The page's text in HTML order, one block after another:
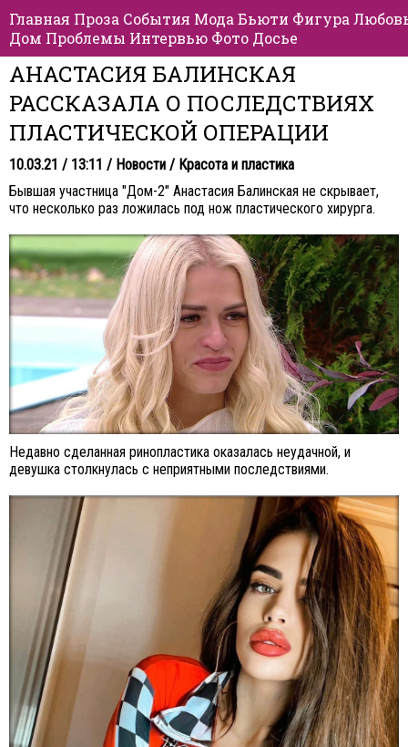
Главная Проза События Мода Бьюти Фигура
Дом Проблемы Интервью Фото Досье
АНАСТАСИЯ БАЛИНСКАЯ
РАССКАЗАЛА О ПОСЛЕДСТВИЯХ
ПЛАСТИЧЕСКОЙ ОПЕРАЦИИ
10.03.21 / 13:11 / Новости / Красота и пластика
Бывшая участница "Дом-2" Анастасия Балинская не скрывает,
что несколько раз ложилась под нож пластического хирурга.
Недавно сделанная ринопластика оказалась неудачной, и
девушка столкнулась с неприятными последствиями.